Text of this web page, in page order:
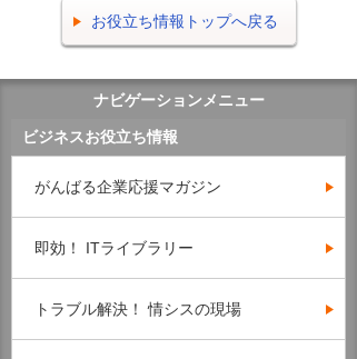
お役立ち情報トップへ戻る
ナビゲーションメニュー
ビジネスお役立ち情報
がんばる企業応援マガジン
即効！ ITライブラリー
トラブル解決！ 情シスの現場